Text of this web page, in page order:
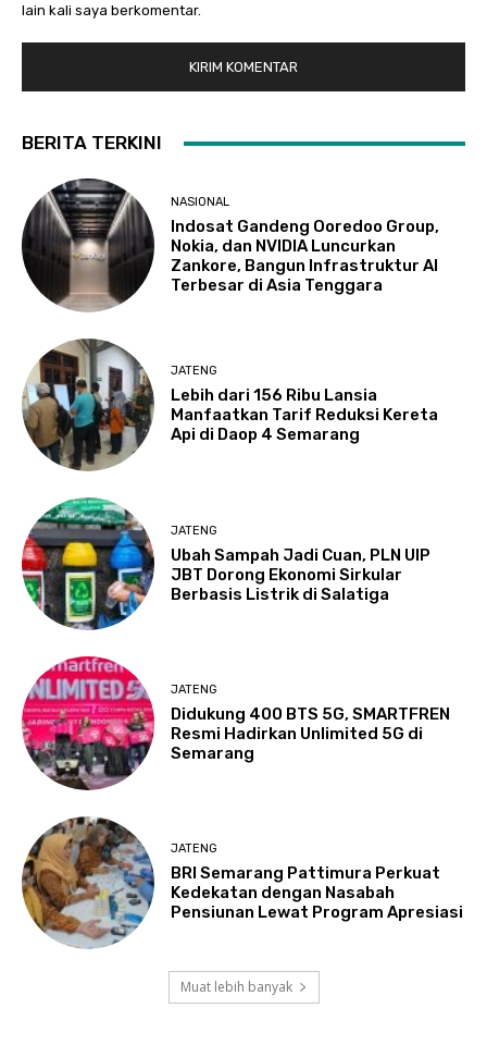
lain kali saya berkomentar.
BERITA TERKINI
NASIONAL
Indosat Gandeng Ooredoo Group,
Nokia, dan NVIDIA Luncurkan
Zankore, Bangun Infrastruktur AI
Terbesar di Asia Tenggara
JATENG
Lebih dari 156 Ribu Lansia
Manfaatkan Tarif Reduksi Kereta
Api di Daop 4 Semarang
JATENG
Ubah Sampah Jadi Cuan, PLN UIP
JBT Dorong Ekonomi Sirkular
Berbasis Listrik di Salatiga
JATENG
Didukung 400 BTS 5G, SMARTFREN
Resmi Hadirkan Unlimited 5G di
Semarang
JATENG
BRI Semarang Pattimura Perkuat
Kedekatan dengan Nasabah
Pensiunan Lewat Program Apresiasi
Muat lebih banyak